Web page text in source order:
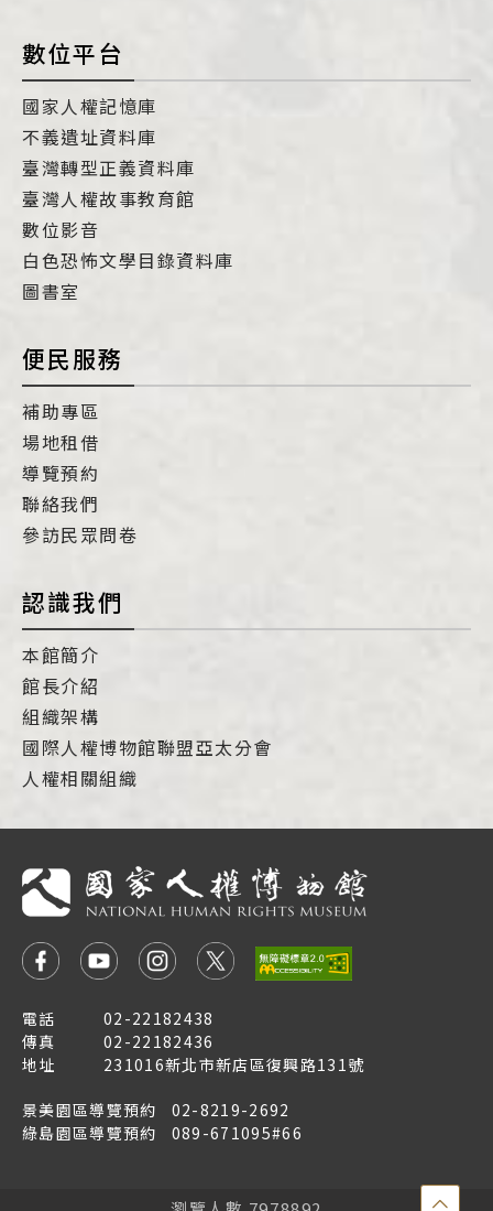
點
數位平台
國家人權記憶庫
不義遺址資料庫
臺灣轉型正義資料庫
臺灣人權故事教育館
數位影音
白色恐怖文學目錄資料庫
圖書室
便民服務
補助專區
場地租借
導覽預約
聯絡我們
參訪民眾問卷
認識我們
本館簡介
館長介紹
組織架構
國際人權博物館聯盟亞太分會
人權相關組織
電話
02-22182438
傳真
02-22182436
地址
231016新北市新店區復興路131號
景美園區導覽預約
02-8219-2692
綠島園區導覽預約
089-671095#66